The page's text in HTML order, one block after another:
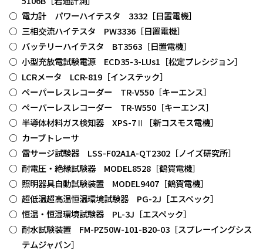
電力計 パワーハイテスタ 3332［日置電機］
三相交流ハイテスタ PW3336［日置電機］
バッテリーハイテスタ BT3563［日置電機］
小型充放電試験電源 ECD35-3-LUs1［松定プレシジョン］
LCRメータ LCR-819［インステック］
ペーパーレスレコーダー TR-V550［キーエンス］
ペーパーレスレコーダー TR-W550［キーエンス］
半導体材料ガス検知器 XPS-7Ⅱ［新コスモス電機］
カーブトレーサ
雷サージ試験器 LSS-F02A1A-QT2302［ノイズ研究所］
耐電圧・絶縁試験器 MODEL8528［鶴賀電機］
照明器具自動試験装置 MODEL9407［鶴賀電機］
超低温超高温恒温環境試験器 PG-2J［エスペック］
恒温・恒湿環境試験器 PL-3J［エスペック］
耐水試験装置 FM-PZ50W-101-B20-03［スプレーイングシス
テムジャパン］